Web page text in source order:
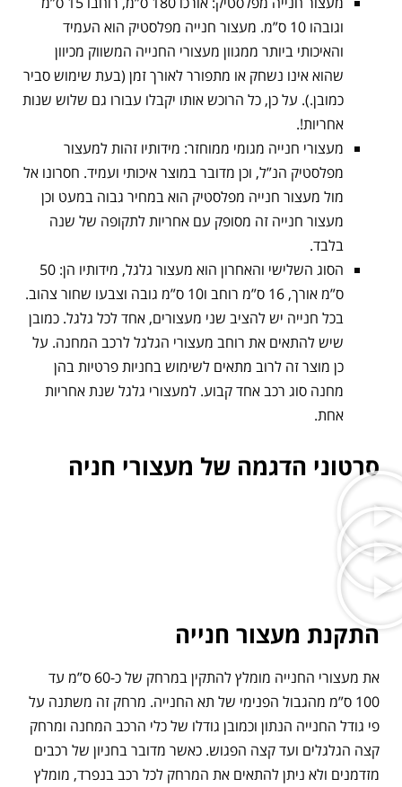
וגובהו 10 ס”מ. מעצור חנייה מפלסטיק הוא העמיד
והאיכותי ביותר ממגוון מעצורי החנייה המשווק מכיוון
שהוא אינו נשחק או מתפורר לאורך זמן (בעת שימוש סביר
כמובן.). על כן, כל הרוכש אותו יקבלו עבורו גם שלוש שנות
אחריות!.
מעצורי חנייה מגומי ממוחזר: מידותיו זהות למעצור
מפלסטיק הנ”ל, וכן מדובר במוצר איכותי ועמיד. חסרונו אל
מול מעצור חנייה מפלסטיק הוא במחיר גבוה במעט וכן
מעצור חנייה זה מסופק עם אחריות לתקופה של שנה
בלבד.
הסוג השלישי והאחרון הוא מעצור גלגל, מידותיו הן: 50
ס”מ אורך, 16 ס”מ רוחב ו10 ס”מ גובה וצבעו שחור צהוב.
בכל חנייה יש להציב שני מעצורים, אחד לכל גלגל. כמובן
שיש להתאים את רוחב מעצורי הגלגל לרכב המחנה. על
כן מוצר זה לרוב מתאים לשימוש בחניות פרטיות בהן
מחנה סוג רכב אחד קבוע. למעצורי גלגל שנת אחריות
אחת.
סרטוני הדגמה של מעצורי חניה
התקנת מעצור חנייה
את מעצורי החנייה מומלץ להתקין במרחק של כ-60 ס”מ עד
100 ס”מ מהגבול הפנימי של תא החנייה. מרחק זה משתנה על
פי גודל החנייה הנתון וכמובן גודלו של כלי הרכב המחנה ומרחק
קצה הגלגלים ועד קצה הפגוש. כאשר מדובר בחניון של רכבים
מזדמנים ולא ניתן להתאים את המרחק לכל רכב בנפרד, מומלץ